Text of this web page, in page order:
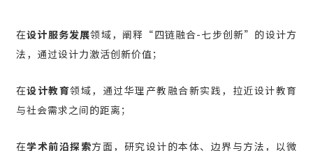
在设计服务发展领域，阐释“四链融合-七步创新”的设计方
法，通过设计力激活创新价值；
在设计教育领域，通过华理产教融合新实践，拉近设计教育
与社会需求之间的距离；
在学术前沿探索方面，研究设计的本体、边界与方法，以微